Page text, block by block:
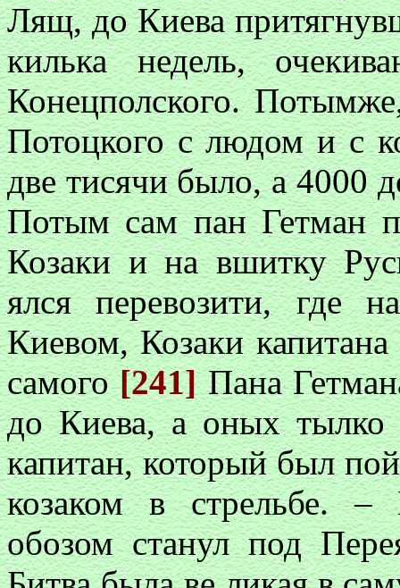
Лящ, до Киева
килька недель,
Конецполского.
Потоцкого с людом и с
две тисячи было, а 4000
Потым сам пан Гетман
Козаки и на вшитку
ялся перевозити, где
Киевом, Козаки
самого[241]Пана
до Киева, а оных
капитан, который был
козаком в стрельбе. –
обозом станул под